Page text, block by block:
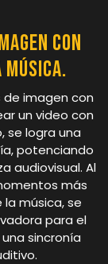
con
de imagen con
un video con
se logra una
potenciando
audiovisual. Al
más
música, se
para el
sincronía